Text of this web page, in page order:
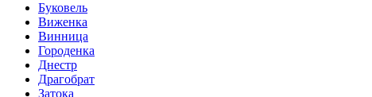
Буковель
Виженка
Винница
Городенка
Днестр
Драгобрат
Затока